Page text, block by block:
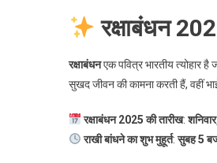
रक्षाबंधन
रक्षाबंधनएक पवित्र भारतीय त्योहार
सुखद जीवन की कामना करती हैं, वहीं
रक्षाबंधन 2025 की तारीख:
राखी बांधने का शुभ मुहूर्त:सुबह 5